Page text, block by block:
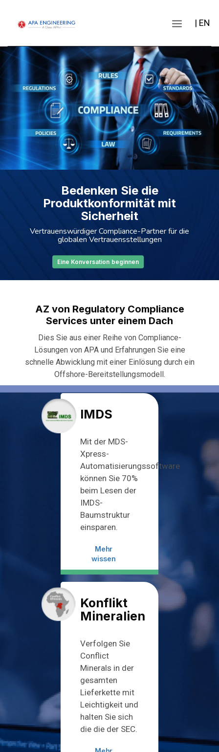
| EN
Bedenken Sie die
Produktkonformität mit
Sicherheit
Vertrauenswürdiger Compliance-Partner für die
globalen Vertrauensstellungen
Eine Konversation beginnen
AZ von Regulatory Compliance
Services unter einem Dach
Dies Sie aus einer Reihe von Compliance-
Lösungen von APA und Erfahrungen Sie eine
schnelle Abwicklung mit einer Einlösung durch ein
Offshore-Bereitstellungsmodell.
IMDS
Mit der MDS-
Xpress-
Automatisierungssoftware
können Sie 70%
beim Lesen der
IMDS-
Baumstruktur
einsparen.
Mehr
wissen
Konflikt
Mineralien
Verfolgen Sie
Conflict
Minerals in der
gesamten
Lieferkette mit
Leichtigkeit und
halten Sie sich
die die der SEC.